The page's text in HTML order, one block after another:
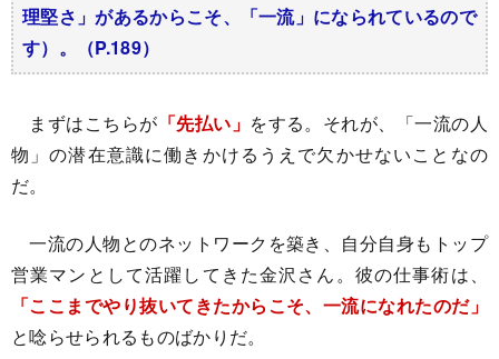
理堅さ」があるからこそ、「一流」になられているので
す）。（P.189）
まずはこちらが 「先払い」 をする。それが、「一流の人
物」の潜在意識に働きかけるうえで欠かせないことなの
だ。
一流の人物とのネットワークを築き、自分自身もトップ
営業マンとして活躍してきた金沢さん。彼の仕事術は、
「ここまでやり抜いてきたからこそ、一流になれたのだ」
と唸らせられるものばかりだ。